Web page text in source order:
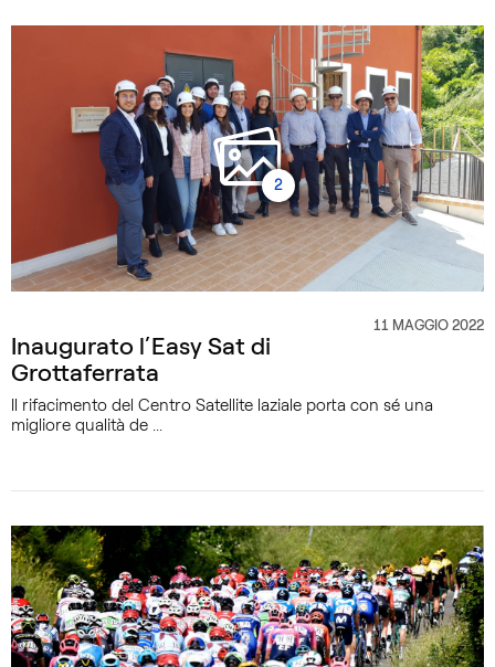
2
11 MAGGIO 2022
Inaugurato l’Easy Sat di
Grottaferrata
Il rifacimento del Centro Satellite laziale porta con sé una
migliore qualità de ...